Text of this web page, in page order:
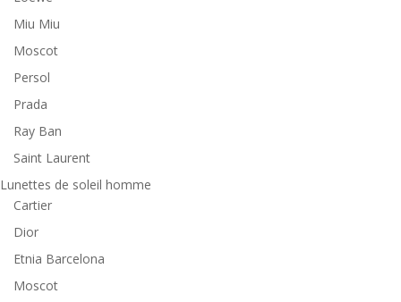
Miu Miu
Moscot
Persol
Prada
Ray Ban
Saint Laurent
Lunettes de soleil homme
Cartier
Dior
Etnia Barcelona
Moscot